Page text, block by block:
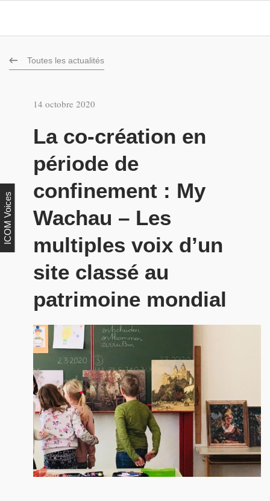
Toutes les actualités
14 octobre 2020
ICOM Voices
La co-création en
période de
confinement : My
Wachau – Les
multiples voix d’un
site classé au
patrimoine mondial